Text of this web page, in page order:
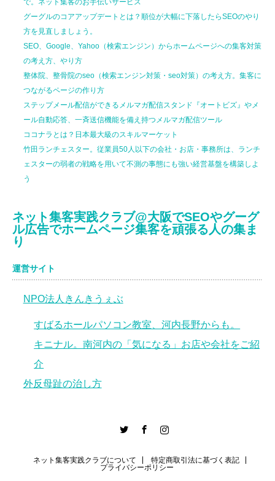
で。ネット集客のお手伝いサービス
グーグルのコアアップデートとは？順位が大幅に下落したらSEOのやり
方を見直しましょう。
SEO、Google、Yahoo（検索エンジン）からホームページへの集客対策
の考え方、やり方
整体院、整骨院のseo（検索エンジン対策・seo対策）の考え方。集客に
つながるページの作り方
ステップメール配信ができるメルマガ配信スタンド『オートビズ』やメ
ール自動応答、一斉送信機能を備え持つメルマガ配信ツール
ココナラとは？日本最大級のスキルマーケット
竹田ランチェスター。従業員50人以下の会社・お店・事務所は、ランチ
ェスターの弱者の戦略を用いて不測の事態にも強い経営基盤を構築しよ
う
ネット集客実践クラブ@大阪でSEOやグーグ
ル広告でホームページ集客を頑張る人の集ま
り
運営サイト
NPO法人きんきうぇぶ
すばるホールパソコン教室、河内長野からも。
キニナル。南河内の「気になる」お店や会社をご紹
介
外反母趾の治し方
ネット集客実践クラブについて
特定商取引法に基づく表記
プライバシーポリシー